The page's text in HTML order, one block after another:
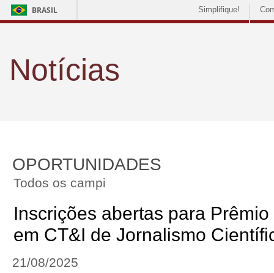
BRASIL Simplifique!
Notícias
OPORTUNIDADES
Todos os campi
Inscrições abertas para
em CT&I de Jornalismo
21/08/2025